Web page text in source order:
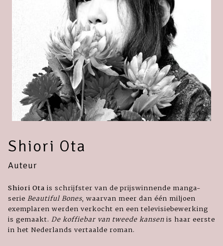
Shiori Ota
Auteur
Shiori Ota is schrijfster van de prijswinnende manga-
serie Beautiful Bones , waarvan meer dan één miljoen
exemplaren werden verkocht en een televisiebewerking
is gemaakt. De koffiebar van tweede kansen is haar eerste
in het Nederlands vertaalde roman.